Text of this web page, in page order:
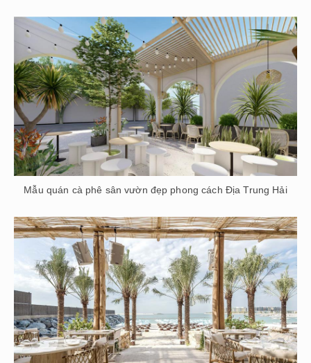
Mẫu quán cà phê sân vườn đẹp phong cách Địa Trung Hải